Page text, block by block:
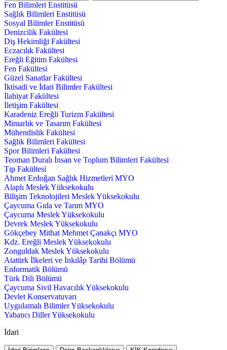
Fen Bilimleri Enstitüsü
Sağlık Bilimleri Enstitüsü
Sosyal Bilimler Enstitüsü
Denizcilik Fakültesi
Diş Hekimliği Fakültesi
Eczacılık Fakültesi
Ereğli Eğitim Fakültesi
Fen Fakültesi
Güzel Sanatlar Fakültesi
İktisadi ve İdari Bilimler Fakültesi
İlahiyat Fakültesi
İletişim Fakültesi
Karadeniz Ereğli Turizm Fakültesi
Mimarlık ve Tasarım Fakültesi
Mühendislik Fakültesi
Sağlık Bilimleri Fakültesi
Spor Bilimleri Fakültesi
Teoman Duralı İnsan ve Toplum Bilimleri Fakültesi
Tıp Fakültesi
Ahmet Erdoğan Sağlık Hizmetleri MYO
Alaplı Meslek Yüksekokulu
Bilişim Teknolojileri Meslek Yüksekokulu
Çaycuma Gıda ve Tarım MYO
Çaycuma Meslek Yüksekokulu
Devrek Meslek Yüksekokulu
Gökçebey Mithat Mehmet Çanakçı MYO
Kdz. Ereğli Meslek Yüksekokulu
Zonguldak Meslek Yüksekokulu
Atatürk İlkeleri ve İnkılâp Tarihi Bölümü
Enformatik Bölümü
Türk Dili Bölümü
Çaycuma Sivil Havacılık Yüksekokulu
Devlet Konservatuvarı
Uygulamalı Bilimler Yüksekokulu
Yabancı Diller Yüksekokulu
İdari